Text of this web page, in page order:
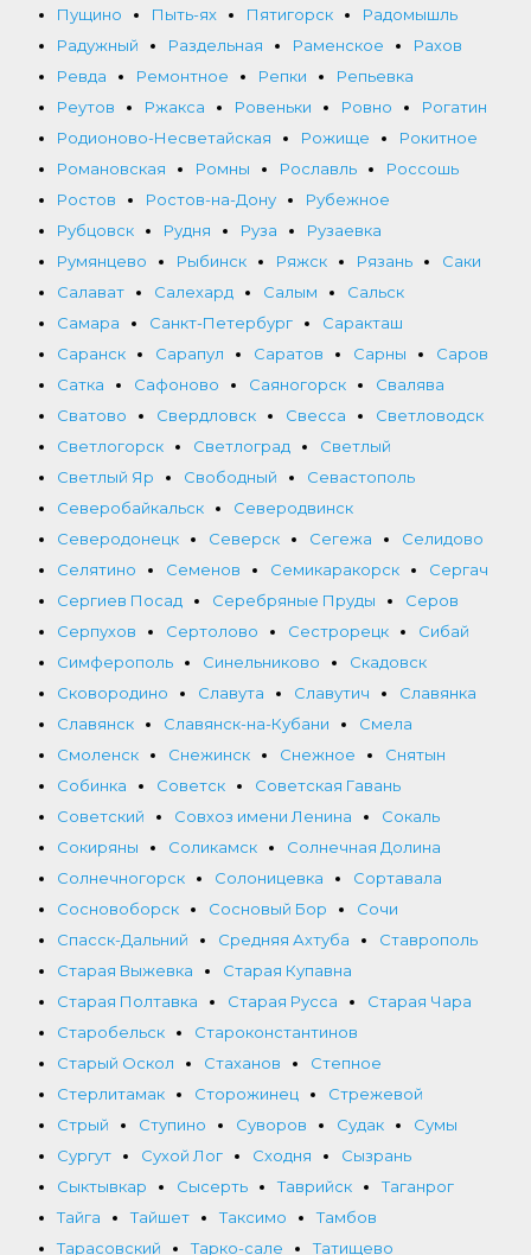
Пущино Пыть-ях Пятигорск
Радомышль
Радужный
Раздельная Раменское
Рахов
Ревда
Ремонтное Репки
Репьевка
Реутов
Ржакса Ровеньки Ровно
Рогатин
Родионово-Несветайская
Рожище
Рокитное
Романовская
Ромны Рославль
Россошь
Ростов
Ростов-на-Дону
Рубежное
Рубцовск
Рудня Руза
Рузаевка
Румянцево
Рыбинск Ряжск Рязань
Саки
Салават
Салехард Салым
Сальск
Самара
Санкт-Петербург
Саракташ
Саранск
Сарапул Саратов Сарны
Саров
Сатка
Сафоново Саяногорск
Свалява
Сватово
Свердловск Свесса
Светловодск
Светлогорск
Светлоград
Светлый
Светлый Яр
Свободный
Севастополь
Северобайкальск
Северодвинск
Северодонецк
Северск Сегежа
Селидово
Селятино
Семенов Семикаракорск
Сергач
Сергиев Посад
Серебряные Пруды
Серов
Серпухов
Сертолово Сестрорецк
Сибай
Симферополь
Синельниково
Скадовск
Сковородино
Славута Славутич
Славянка
Славянск
Славянск-на-Кубани
Смела
Смоленск
Снежинск Снежное
Снятын
Собинка
Советск
Советская Гавань
Советский
Совхоз имени Ленина
Сокаль
Сокиряны
Соликамск
Солнечная Долина
Солнечногорск
Солоницевка
Сортавала
Сосновоборск
Сосновый Бор
Сочи
Спасск-Дальний
Средняя Ахтуба
Ставрополь
Старая Выжевка
Старая Купавна
Старая Полтавка
Старая Русса
Старая Чара
Старобельск
Староконстантинов
Старый Оскол
Стаханов
Степное
Стерлитамак
Сторожинец
Стрежевой
Стрый
Ступино Суворов Судак
Сумы
Сургут
Сухой Лог Сходня
Сызрань
Сыктывкар
Сысерть Таврийск
Таганрог
Тайга
Тайшет Таксимо
Тамбов
Тарасовский
Тарко-сале
Татищево